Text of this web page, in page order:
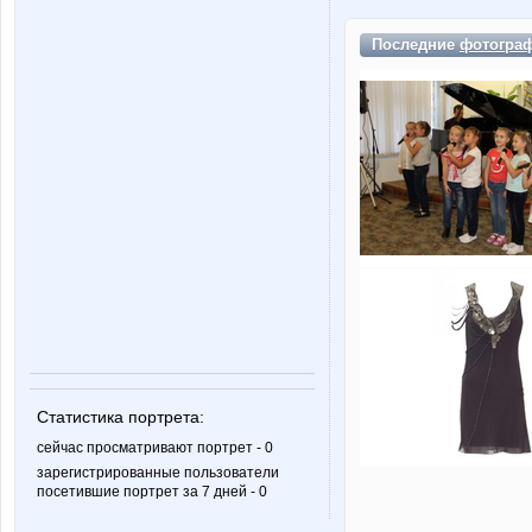
Статистика портрета:
сейчас просматривают портрет - 0
зарегистрированные пользователи
посетившие портрет за 7 дней - 0
Последние